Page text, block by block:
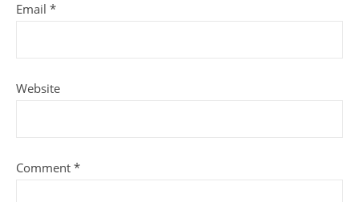
Email *
Website
Comment *